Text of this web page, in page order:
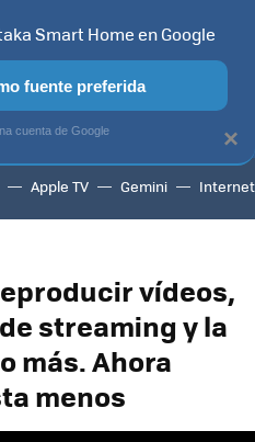
SMART TV SELECCIÓN
Apple TV Gemini Internet
vídeos,
streaming y la
más. Ahora
menos
×
Smart Home en Google
fuente preferida
cuenta de Google